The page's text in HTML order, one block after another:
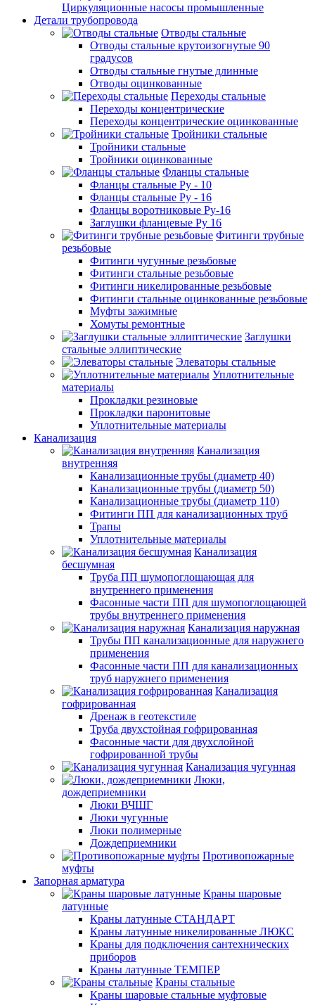
Циркуляционные насосы промышленные
Детали трубопровода
Отводы стальные
Отводы стальные крутоизогнутые 90
градусов
Отводы стальные гнутые длинные
Отводы оцинкованные
Переходы стальные
Переходы концентрические
Переходы концентрические оцинкованные
Тройники стальные
Тройники стальные
Тройники оцинкованные
Фланцы стальные
Фланцы стальные Ру - 10
Фланцы стальные Ру - 16
Фланцы воротниковые Ру-16
Заглушки фланцевые Ру 16
Фитинги трубные
резьбовые
Фитинги чугунные резьбовые
Фитинги стальные резьбовые
Фитинги никелированные резьбовые
Фитинги стальные оцинкованные резьбовые
Муфты зажимные
Хомуты ремонтные
Заглушки
стальные эллиптические
Элеваторы стальные
Уплотнительные
материалы
Прокладки резиновые
Прокладки паронитовые
Уплотнительные материалы
Канализация
Канализация
внутренняя
Канализационные трубы (диаметр 40)
Канализационные трубы (диаметр 50)
Канализационные трубы (диаметр 110)
Фитинги ПП для канализационных труб
Трапы
Уплотнительные материалы
Канализация
бесшумная
Труба ПП шумопоглощающая для
внутреннего применения
Фасонные части ПП для шумопоглощающей
трубы внутреннего применения
Канализация наружная
Трубы ПП канализационные для наружнего
применения
Фасонные части ПП для канализационных
труб наружнего применения
Канализация
гофрированная
Дренаж в геотекстиле
Труба двухстойная гофрированная
Фасонные части для двухслойной
гофрированной трубы
Канализация чугунная
Люки,
дождеприемники
Люки ВЧШГ
Люки чугунные
Люки полимерные
Дождеприемники
Противопожарные
муфты
Запорная арматура
Краны шаровые
латунные
Краны латунные СТАНДАРТ
Краны латунные никелированные ЛЮКС
Краны для подключения сантехнических
приборов
Краны латунные ТЕМПЕР
Краны стальные
Краны шаровые стальные муфтовые